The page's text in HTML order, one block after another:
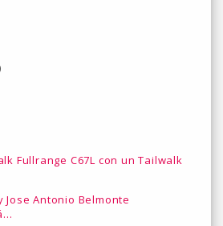
Fullrange C67L con un Tailwalk
Jose Antonio Belmonte